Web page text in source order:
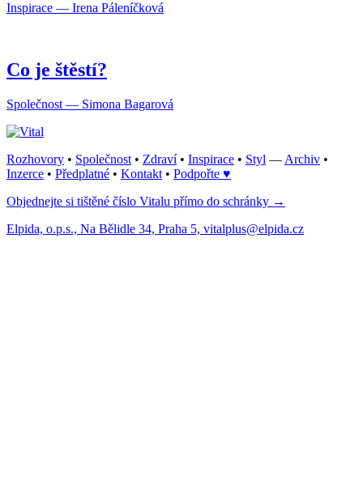
Inspirace — Irena Páleníčková
Co je štěstí?
Společnost — Simona Bagarová
Rozhovory • Společnost • Zdraví• Inspirace • Styl — Archiv •
Inzerce • Předplatné • Kontakt • Podpořte ♥
Objednejte si tištěné číslo Vitalu přímo do schránky →
Elpida, o.p.s., Na Bělidle 34, Praha 5, vitalplus@elpida.cz